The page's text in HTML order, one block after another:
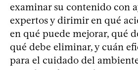
examinar su contenido con
expertos y dirimir en qué
en qué puede mejorar, qué
qué debe eliminar, y cuán
para el cuidado del